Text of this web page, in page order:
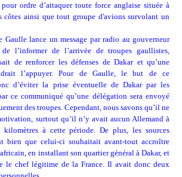
ordre d’attaquer toute force anglaise située à
côtes ainsi que tout groupe d'avions survolant un
Gaulle lance un message par radio au gouverneur
l’informer de l’arrivée de troupes gaullistes,
de renforcer les défenses de Dakar et qu’une
l’appuyer. Pour de Gaulle, le but de ce
d’éviter la prise éventuelle de Dakar par les
ce communiqué qu’une délégation sera envoyé
des troupes. Cependant, nous savons qu’il ne
surtout qu’il n’y avait aucun Allemand à
kilomètres à cette période. De plus, les sources
bien que celui-ci souhaitait avant-tout accroître
en installant son quartier général à Dakar, et
le chef légitime de la France. Il avait donc deux